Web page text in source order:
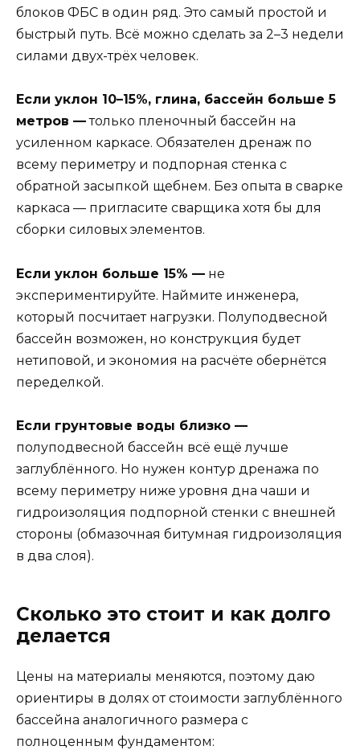
блоков ФБС в один ряд. Это самый простой и
быстрый путь. Всё можно сделать за 2–3 недели
силами двух-трёх человек.
Если уклон 10–15%, глина, бассейн больше 5
метров —только пленочный бассейн на
усиленном каркасе. Обязателен дренаж по
всему периметру и подпорная стенка с
обратной засыпкой щебнем. Без опыта в сварке
каркаса — пригласите сварщика хотя бы для
сборки силовых элементов.
Если уклон больше 15% — не
экспериментируйте. Наймите инженера,
который посчитает нагрузки. Полуподвесной
бассейн возможен, но конструкция будет
нетиповой, и экономия на расчёте обернётся
переделкой.
Если грунтовые воды близко —
полуподвесной бассейн всё ещё лучше
заглублённого. Но нужен контур дренажа по
всему периметру ниже уровня дна чаши и
гидроизоляция подпорной стенки с внешней
стороны (обмазочная битумная гидроизоляция
в два слоя).
Сколько это стоит и как долго
делается
Цены на материалы меняются, поэтому даю
ориентиры в долях от стоимости заглублённого
бассейна аналогичного размера с
полноценным фундаментом: